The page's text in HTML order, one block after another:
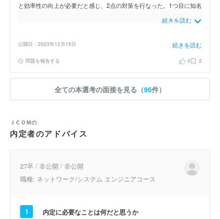
と効率性の向上が必要だと感じ、2点の対策を行なった。1つ目に知名
度の高いキャラクターを身につけて特徴を持ったり、買って頂いたお
客様のお顔と席を憶え、積極的に話しかけたりした。2つ目に注ぎ方
らの結果、約4カ月で目標の150杯を達成することができた。
続きを読む
公開日：2023年12月15日 続きを読む
問題を報告する 0 2
全ての本選考の面接を見る（96件）
ＪＣＯＭの
内定者のアドバイス
27卒 / 非公開 / 非公開
職種: ネットワーク/システム エンジニアコース
1 内定に必要なことは何だと思うか